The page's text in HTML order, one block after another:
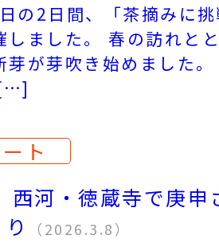
の2日間、「茶摘みに
しました。 春の訪れと
芽が芽吹き始めました
ト
河・徳蔵寺で庚申
（2026.3.8）